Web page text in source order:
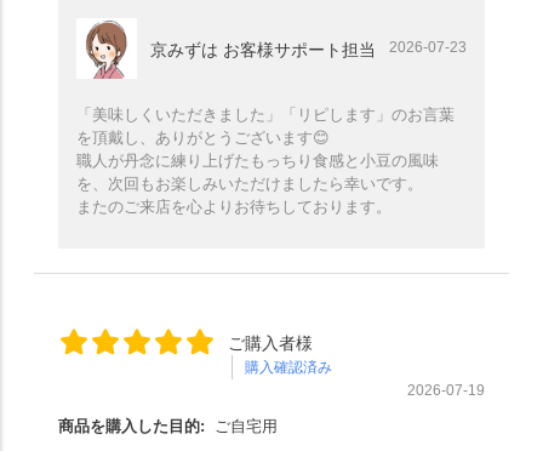
京みずは お客様サポート担当 2026-07-23
「美味しくいただきました」「リピします」のお言葉
を頂戴し、ありがとうございます😊
職人が丹念に練り上げたもっちり食感と小豆の風味
を、次回もお楽しみいただけましたら幸いです。
またのご来店を心よりお待ちしております。
ご購入者様
購入確認済み
2026-07-19
商品を購入した目的:
ご自宅用